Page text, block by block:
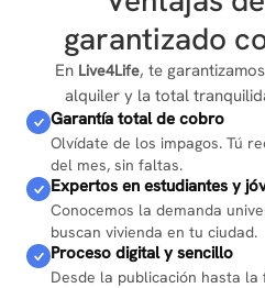
garantizado
En Live4Life, te
alquiler y la total
Garantía total de cobro
Olvídate de los impagos. Tú
del mes, sin faltas.
Expertos en estudiantes y
Conocemos la demanda
buscan vivienda en tu ciudad.
Proceso digital y sencillo
Desde la publicación hasta